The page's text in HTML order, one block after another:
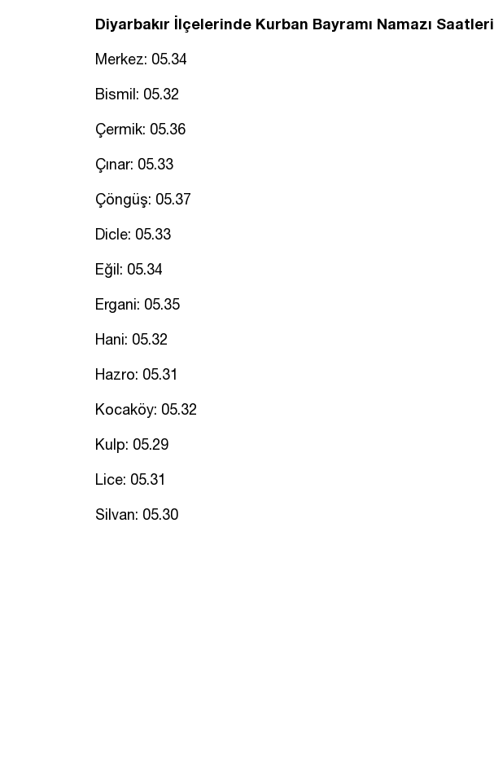
Diyarbakır İlçelerinde Kurban Bayramı Namazı Saatleri
Merkez: 05.34
Bismil: 05.32
Çermik: 05.36
Çınar: 05.33
Çöngüş: 05.37
Dicle: 05.33
Eğil: 05.34
Ergani: 05.35
Hani: 05.32
Hazro: 05.31
Kocaköy: 05.32
Kulp: 05.29
Lice: 05.31
Silvan: 05.30